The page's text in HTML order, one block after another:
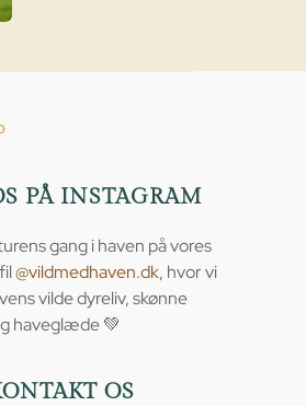
PÅ INSTAGRAM
gang i haven på vores
@vildmedhaven.dk, hvor vi
vilde dyreliv, skønne
haveglæde 💚
OS